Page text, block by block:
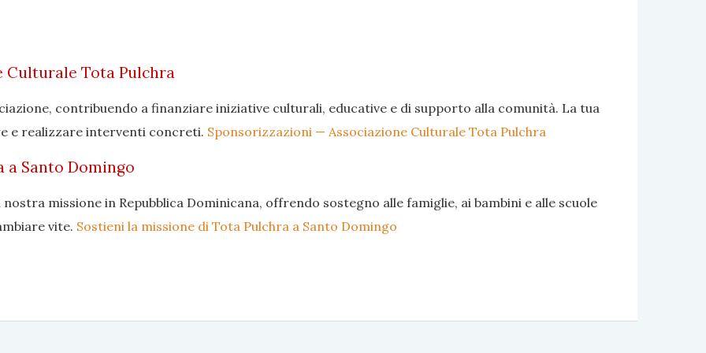
Culturale Tota Pulchra
contribuendo a finanziare iniziative culturali, educative e di supporto alla comunità. La tua
e realizzare interventi concreti. Sponsorizzazioni — Associazione Culturale Tota Pulchra
a Santo Domingo
missione in Repubblica Dominicana, offrendo sostegno alle famiglie, ai bambini e alle scuole
vite. Sostieni la missione di Tota Pulchra a Santo Domingo